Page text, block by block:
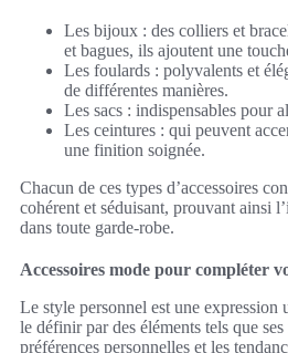
Les bijoux : des colliers et
et bagues, ils ajoutent une
Les foulards : polyvalents et
de différentes manières.
Les sacs : indispensables pour
Les ceintures : qui peuvent
une finition soignée.
Chacun de ces types d’accessoires
cohérent et séduisant, prouvant ainsi
dans toute garde-robe.
Accessoires mode pour compléter
Le style personnel est une expression
le définir par des éléments tels que
préférences personnelles et les